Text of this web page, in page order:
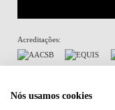
Acreditações:
Nós usamos cookies